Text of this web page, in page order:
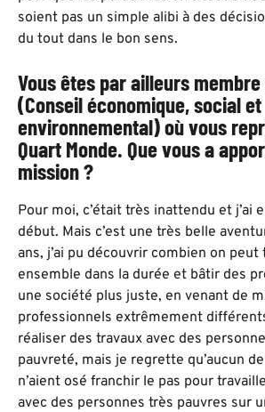
soient pas un simple alibi à des
du tout dans le bon sens.
Vous êtes par ailleurs membre
(Conseil économique, social et
environnemental) où vous
Quart Monde. Que vous a
mission ?
Pour moi, c’était très inattendu et j’ai
début. Mais c’est une très belle
ans, j’ai pu découvrir combien on peut
ensemble dans la durée et bâtir des
une société plus juste, en venant de
professionnels extrêmement
réaliser des travaux avec des
pauvreté, mais je regrette qu’aucun
n’aient osé franchir le pas pour
avec des personnes très pauvres sur